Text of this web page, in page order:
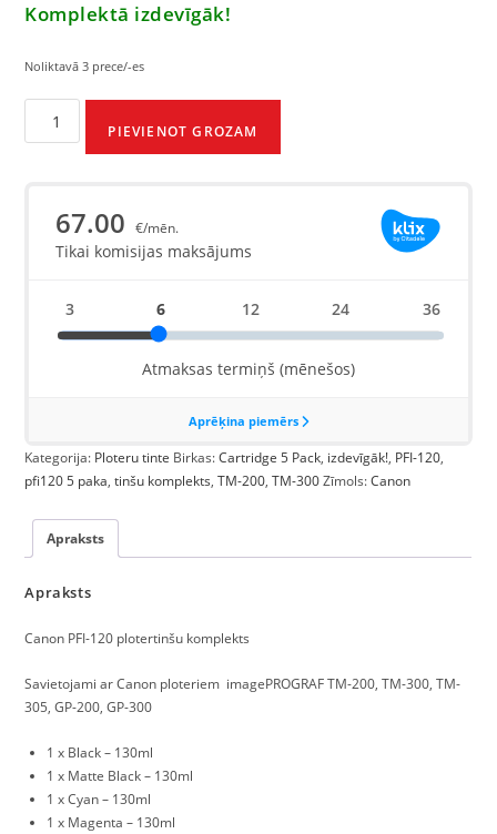
Komplektā izdevīgāk!
Noliktavā 3 prece/-es
PIEVIENOT GROZAM
Kategorija: Ploteru tinte Birkas:Cartridge 5 Pack, izdevīgāk!, PFI-120,
pfi120 5 paka,tinšu komplekts,TM-200,TM-300 Zīmols:Canon
Apraksts
Apraksts
Canon PFI-120 plotertinšu komplekts
Savietojami ar Canon ploteriem imagePROGRAF TM-200, TM-300, TM-
305, GP-200, GP-300
1 x Black– 130ml
1 x Matte Black– 130ml
1 xCyan– 130ml
1 x Magenta– 130ml